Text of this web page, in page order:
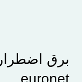
euronet